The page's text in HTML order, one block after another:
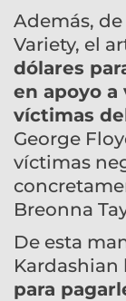
Además,
Variety, el
dólares
en apoyo a
víctimas
George
víctimas
Breonna
De esta
Kardashian
para